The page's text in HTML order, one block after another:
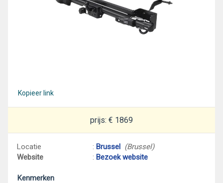
Kopieer link
prijs: € 1869
Locatie : Brussel (Brussel)
Website
: Bezoek website
Kenmerken